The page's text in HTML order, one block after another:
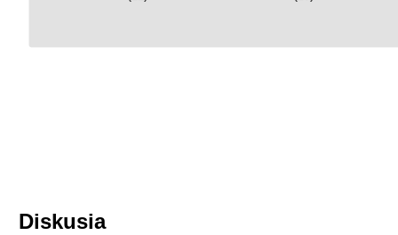
Diskusia